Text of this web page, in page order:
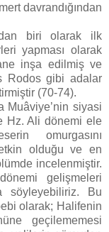
davrandığından
biri olarak ilk
yapması olarak
inşa edilmiş ve
Rodos gibi adalar
(70-74).
Muâviye’nin siyasi
Hz. Ali dönemi ele
omurgasını
etkin olduğu ve en
incelenmiştir.
gelişmeleri
söyleyebiliriz. Bu
olarak; Halifenin
geçilememesi